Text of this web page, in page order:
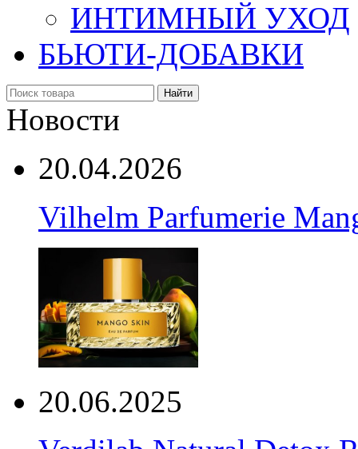
ИНТИМНЫЙ УХОД
БЬЮТИ-ДОБАВКИ
Найти
Новости
20.04.2026
Vilhelm Parfumerie
20.06.2025